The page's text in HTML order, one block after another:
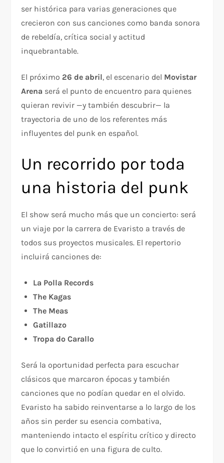
ser histórica para varias generaciones que
crecieron con sus canciones como banda sonora
de rebeldía, crítica social y actitud
inquebrantable.
El próximo 26 de abril, el escenario del Movistar
Arena será el punto de encuentro para quienes
quieran revivir —y también descubrir— la
trayectoria de uno de los referentes más
influyentes del punk en español.
Un recorrido por toda
una historia del punk
El show será mucho más que un concierto: será
un viaje por la carrera de Evaristo a través de
todos sus proyectos musicales. El repertorio
incluirá canciones de:
La Polla Records
The Kagas
The Meas
Gatillazo
Tropa do Carallo
Será la oportunidad perfecta para escuchar
clásicos que marcaron épocas y también
canciones que no podían quedar en el olvido.
Evaristo ha sabido reinventarse a lo largo de los
años sin perder su esencia combativa,
manteniendo intacto el espíritu crítico y directo
que lo convirtió en una figura de culto.